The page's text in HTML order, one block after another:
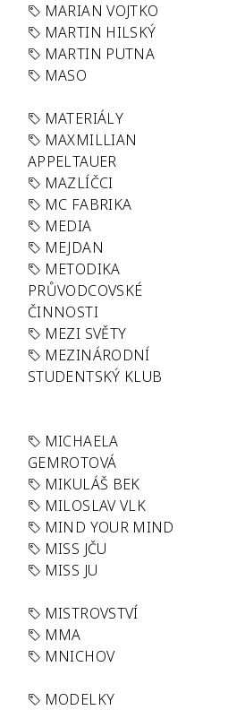
MARIAN VOJTKO
MARTIN HILSKÝ
MARTIN PUTNA
MASO
MATERIÁLY
MAXMILLIAN
APPELTAUER
MAZLÍČCI
MC FABRIKA
MEDIA
MEJDAN
METODIKA
PRŮVODCOVSKÉ
ČINNOSTI
MEZI SVĚTY
MEZINÁRODNÍ
STUDENTSKÝ KLUB
MICHAELA
GEMROTOVÁ
MIKULÁŠ BEK
MILOSLAV VLK
MIND YOUR MIND
MISS JČU
MISS JU
MISTROVSTVÍ
MMA
MNICHOV
MODELKY